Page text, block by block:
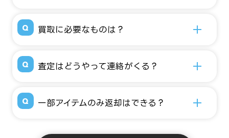
買取に必要なものは？
査定はどうやって連絡がくる？
一部アイテムのみ返却はできる？